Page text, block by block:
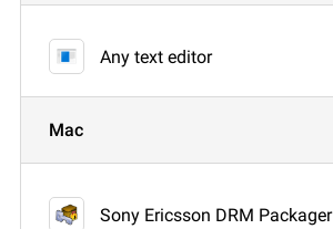
Any text editor
Mac
Sony Ericsson DRM Packager